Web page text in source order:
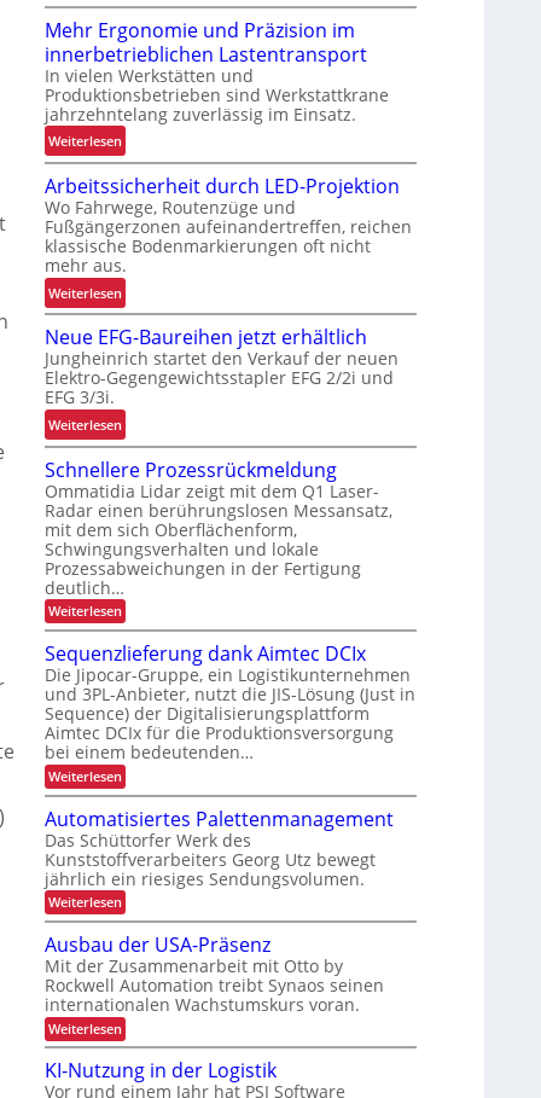
R
o
b
u
s
t
e
L
ö
s
u
g
f
ü
r
R
y
c
l
i
n
g
h
ö
f
e
Mehr Ergonomie und Präzision im
innerbetrieblichen Lastentransport
In vielen Werkstätten und
Produktionsbetrieben sind Werkstattkrane
jahrzehntelang zuverlässig im Einsatz.
Weiterlesen:
M
e
h
r
E
r
g
n
o
m
i
e
n
d
P
r
ä
z
i
s
i
o
n
i
m
i
n
e
r
b
e
t
r
i
e
b
i
Arbeitssicherheit durch LED-Projektion
Wo Fahrwege, Routenzüge und
Fußgängerzonen aufeinandertreffen, reichen
klassische Bodenmarkierungen oft nicht
mehr aus.
Weiterlesen:
A
r
b
e
i
t
s
s
i
c
h
e
r
h
e
i
t
d
u
r
c
h
L
E
D
-
P
r
o
j
e
k
t
i
Neue EFG-Baureihen jetzt erhältlich
Jungheinrich startet den Verkauf der neuen
Elektro-Gegengewichtsstapler EFG 2/2i und
EFG 3/3i.
Weiterlesen:
N
e
u
e
E
F
-
B
a
u
r
e
i
h
e
n
j
e
t
z
t
e
r
h
ä
l
t
l
Schnellere Prozessrückmeldung
Ommatidia Lidar zeigt mit dem Q1 Laser-
Radar einen berührungslosen Messansatz,
mit dem sich Oberflächenform,
Schwingungsverhalten und lokale
Prozessabweichungen in der Fertigung
deutlich…
Weiterlesen:
S
c
h
n
e
l
l
e
r
e
P
r
o
z
e
s
s
r
c
k
m
e
l
d
u
n
g
Sequenzlieferung dank Aimtec DCIx
Die Jipocar-Gruppe, ein Logistikunternehmen
und 3PL-Anbieter, nutzt die JIS-Lösung (Just in
Sequence) der Digitalisierungsplattform
Aimtec DCIx für die Produktionsversorgung
bei einem bedeutenden…
Weiterlesen:
S
e
q
u
e
n
z
l
i
e
f
e
r
u
n
g
a
Automatisiertes Palettenmanagement
Das Schüttorfer Werk des
Kunststoffverarbeiters Georg Utz bewegt
jährlich ein riesiges Sendungsvolumen.
Weiterlesen:
A
u
t
o
m
a
t
i
s
i
e
Ausbau der USA-Präsenz
Mit der Zusammenarbeit mit Otto by
Rockwell Automation treibt Synaos seinen
internationalen Wachstumskurs voran.
Weiterlesen:
A
s
KI-Nutzung in der Logistik
Vor rund einem Jahr hat PSI Software